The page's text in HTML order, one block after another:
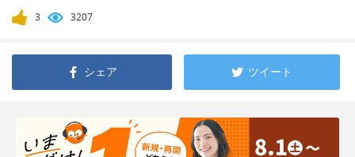
3 3207
シェア ツイート